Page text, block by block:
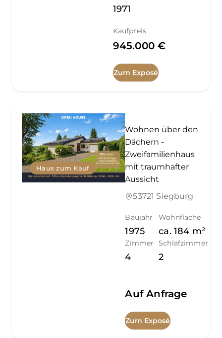
1971
Kaufpreis
945.000 €
Zum Exposé
Haus zum Kauf
Wohnen über den
Dächern -
Zweifamilienhaus
mit traumhafter
Aussicht
53721 Siegburg
Baujahr
1975
Wohnfläche
ca. 184 m²
Zimmer
4
Schlafzimmer
2
Auf Anfrage
Zum Exposé